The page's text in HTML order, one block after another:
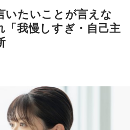
ていて。
んだ」みたいな、そういうときの
いろんな不安や葛藤を飛び越え
ている部分も結構あるんですけ
で、そういうものを飛び越えて
感じました。
、シンガーソングライター・バー
ろまるさんをゲストに迎えてお届
けるコンディションづくりの重要
けちゃうしね。だからご飯を食
またよく寝られたりすると思う
ョンを常に最高に整えるという
ら悩んでいた時期は体調が不安定
て、普段だったら前向きにいける
なっちゃったりするでしょう。
のはどんなことですか？
んでください。
はないのか
はないか
のか
とは、あなたの「我慢しすぎ・自
いたいことが言えな
我慢しすぎ・自己主